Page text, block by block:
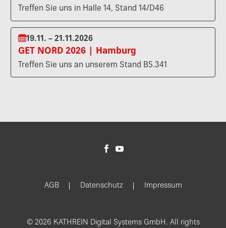
Treffen Sie uns in Halle 14, Stand 14/D46
19.11. – 21.11.2026
GET NORD 2026 | Hamburg
Treffen Sie uns an unserem Stand B5.341
AGB Datenschutz Impressum
© 2026 KATHREIN Digital Systems GmbH. All rights